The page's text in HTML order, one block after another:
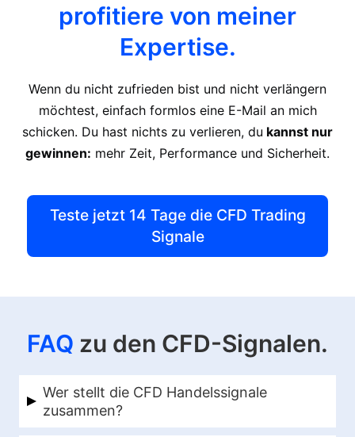
profitiere von meiner
Expertise.
Wenn du nicht zufrieden bist und nicht verlängern
möchtest, einfach formlos eine E-Mail an mich
schicken. Du hast nichts zu verlieren, du kannst nur
gewinnen: mehr Zeit, Performance und Sicherheit.
Teste jetzt 14 Tage die CFD Trading
Signale
FAQ zu den CFD-Signalen.
Wer stellt die CFD Handelssignale
zusammen?